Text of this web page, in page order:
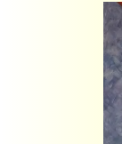
Au Rucher des
2030 Glorieuses▼